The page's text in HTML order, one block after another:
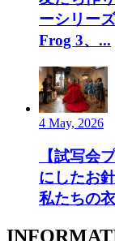
ーシリー
Frog 3、...
4 May, 2026
【試写会
にしたお
私たちの